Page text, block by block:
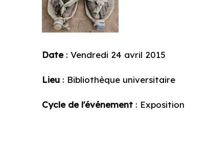
Date: Vendredi 24 avril 2015
Lieu : Bibliothèque universitaire
Cycle de l'événement : Exposition